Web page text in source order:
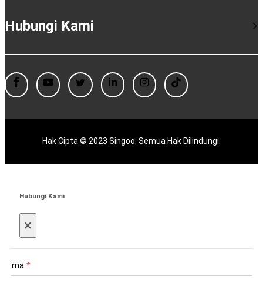
Hubungi Kami
Hak Cipta © 2023 Singoo. Semua Hak Dilindungi.
Hubungi Kami
×
Nama *